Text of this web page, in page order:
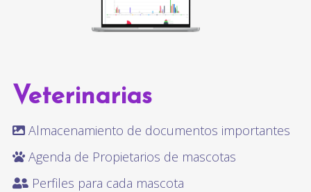
Veterinarias
Almacenamiento de documentos importantes
Agenda de Propietarios de mascotas
Perfiles para cada mascota